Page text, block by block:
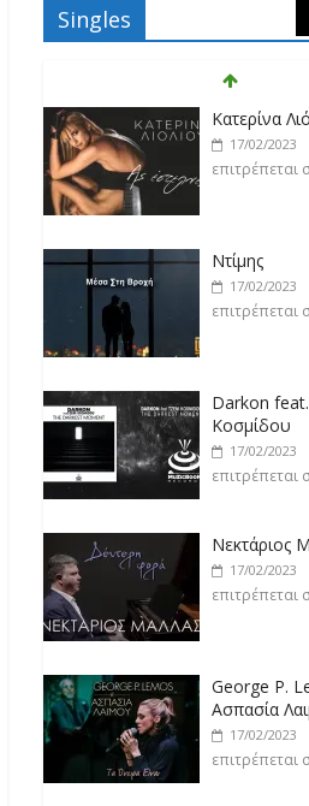
Singles
Κατερίνα
17/02/2023
επιτρέπεται
Ντίμης
17/02/2023
επιτρέπεται
Darkon
Κοσμίδου
17/02/2023
επιτρέπεται
Νεκτάριος
17/02/2023
επιτρέπεται
George P.
Ασπασία
17/02/2023
επιτρέπεται